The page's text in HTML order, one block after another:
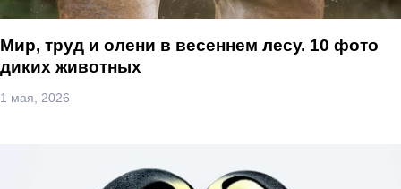
Мир, труд и олени в весеннем лесу. 10 фото
диких животных
1 мая, 2026